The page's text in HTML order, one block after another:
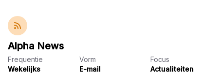
Alpha News
Frequentie
Wekelijks
Vorm
E-mail
Focus
Actualiteiten